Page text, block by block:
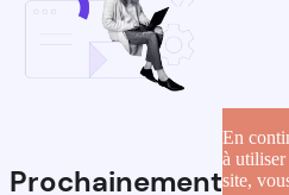
Prochainement
En
à utiliser
site,